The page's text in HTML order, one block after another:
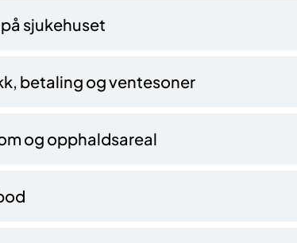
sjukehuset
betaling og ventesoner
og opphaldsareal